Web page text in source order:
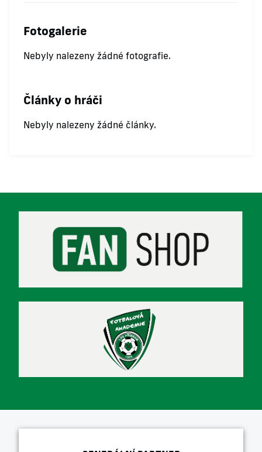
Fotogalerie
Nebyly nalezeny žádné fotografie.
Články o hráči
Nebyly nalezeny žádné články.